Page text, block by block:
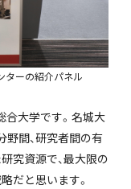
ターの紹介パネル
合大学です。名城大
野間、研究者間の有
究資源で、最大限の
だと思います。